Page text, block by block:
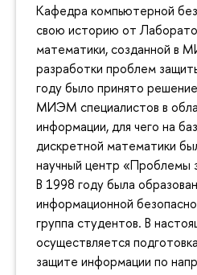
Кафедра компьютерной
свою историю от
математики, созданной в
разработки проблем
году было принято
МИЭМ специалистов в
информации, для чего на
дискретной математики
научный центр «Проблемы
В 1998 году была
информационной
группа студентов. В
осуществляется
защите информации по